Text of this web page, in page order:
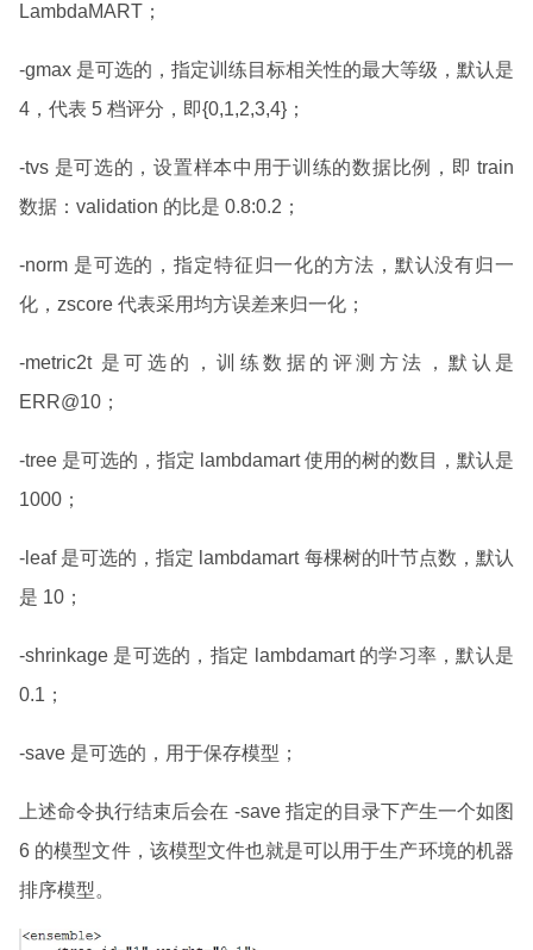
LambdaMART；
-gmax 是可选的，指定训练目标相关性的最大等级，默认是
4，代表 5 档评分，即{0,1,2,3,4}；
-tvs 是可选的，设置样本中用于训练的数据比例，即 train
数据：validation 的比是 0.8:0.2；
-norm 是可选的，指定特征归一化的方法，默认没有归一
化，zscore 代表采用均方误差来归一化；
-metric2t 是可选的，训练数据的评测方法，默认是
ERR@10；
-tree 是可选的，指定 lambdamart 使用的树的数目，默认是
1000；
-leaf 是可选的，指定 lambdamart 每棵树的叶节点数，默认
是 10；
-shrinkage 是可选的，指定 lambdamart 的学习率，默认是
0.1；
-save 是可选的，用于保存模型；
上述命令执行结束后会在 -save 指定的目录下产生一个如图
6 的模型文件，该模型文件也就是可以用于生产环境的机器
排序模型。